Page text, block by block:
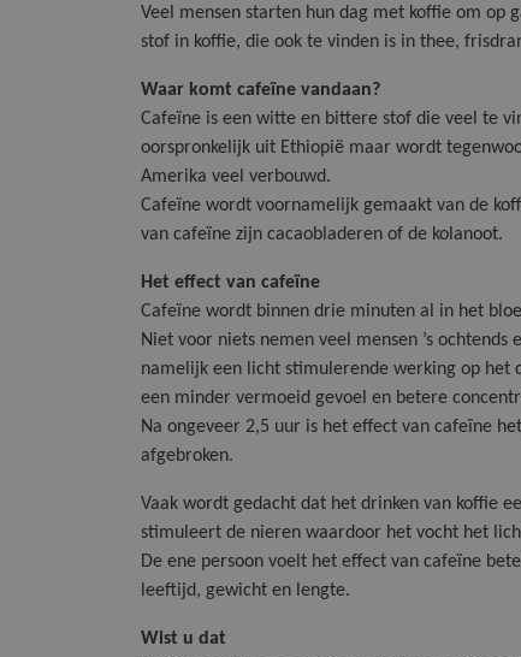
Veel mensen starten hun dag met koffie om op
stof in koffie, die ook te vinden is in thee,
Waar komt cafeïne vandaan?
Cafeïne is een witte en bittere stof die veel te
oorspronkelijk uit Ethiopië maar wordt
Amerika veel verbouwd.
Cafeïne wordt voornamelijk gemaakt van de
van cafeïne zijn cacaobladeren of de kolanoot.
Het effect van cafeïne
Cafeïne wordt binnen drie minuten al in het
Niet voor niets nemen veel mensen ’s
namelijk een licht stimulerende werking op het
een minder vermoeid gevoel en betere
Na ongeveer 2,5 uur is het effect van cafeïne
afgebroken.
Vaak wordt gedacht dat het drinken van koffie
stimuleert de nieren waardoor het vocht het
De ene persoon voelt het effect van cafeïne
leeftijd, gewicht en lengte.
Wist u dat